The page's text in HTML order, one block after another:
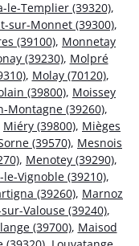
le-Templier (39320),
sur-Monnet (39300),
(39100), Monnetay
(39230), Molpré
, Molay (70120),
(39800), Moissey
Montagne (39260),
Miéry (39800), Mièges
(39570), Mesnois
, Menotey (39290),
Vignoble (39210),
(39260), Marnoz
Valouse (39240),
(39700), Maisod